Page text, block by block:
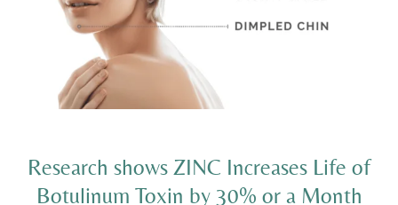
Research shows ZINC Increases Life of
Botulinum Toxin by 30% or a Month